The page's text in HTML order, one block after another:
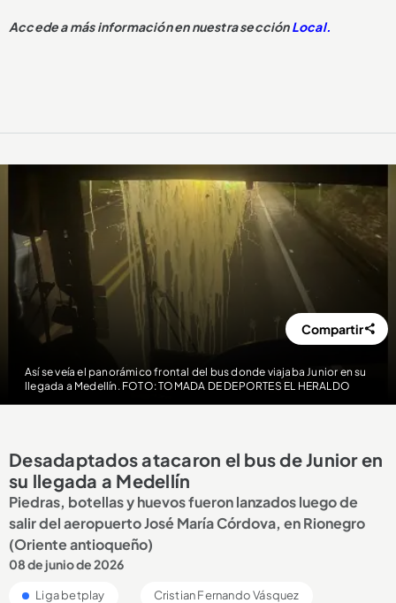
Accede a más información en nuestra secciónLocal.
Así se veía el panorámico frontal del bus donde viajaba Junior en su
llegada a Medellín. FOTO: TOMADA DE DEPORTES EL HERALDO
Compartir
Desadaptados atacaron el bus de Junior en
su llegada a Medellín
Piedras, botellas y huevos fueron lanzados luego de
salir del aeropuerto José María Córdova, en Rionegro
(Oriente antioqueño)
08 de junio de 2026
Liga betplay Cristian Fernando Vásquez